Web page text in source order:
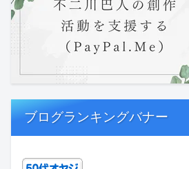
ブログランキングバナー